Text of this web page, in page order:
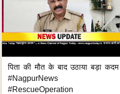
पिता की मौत के बाद उठाया बड़ा कदम
#NagpurNews
#RescueOperation